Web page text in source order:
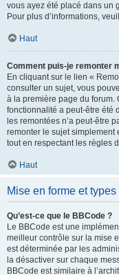
vous ayez été placé dans un
Pour plus d’informations,
Haut
Comment puis-je remonter
En cliquant sur le lien «
consulter un sujet, vous
à la première page du forum.
fonctionnalité a peut-être été
les remontées n’a peut-être
remonter le sujet simplement
tout en respectant les règles
Haut
Mise en forme et
Qu’est-ce que le BBCode ?
Le BBCode est une
meilleur contrôle sur la mise
est déterminée par les
la désactiver sur chaque
BBCode est similaire à